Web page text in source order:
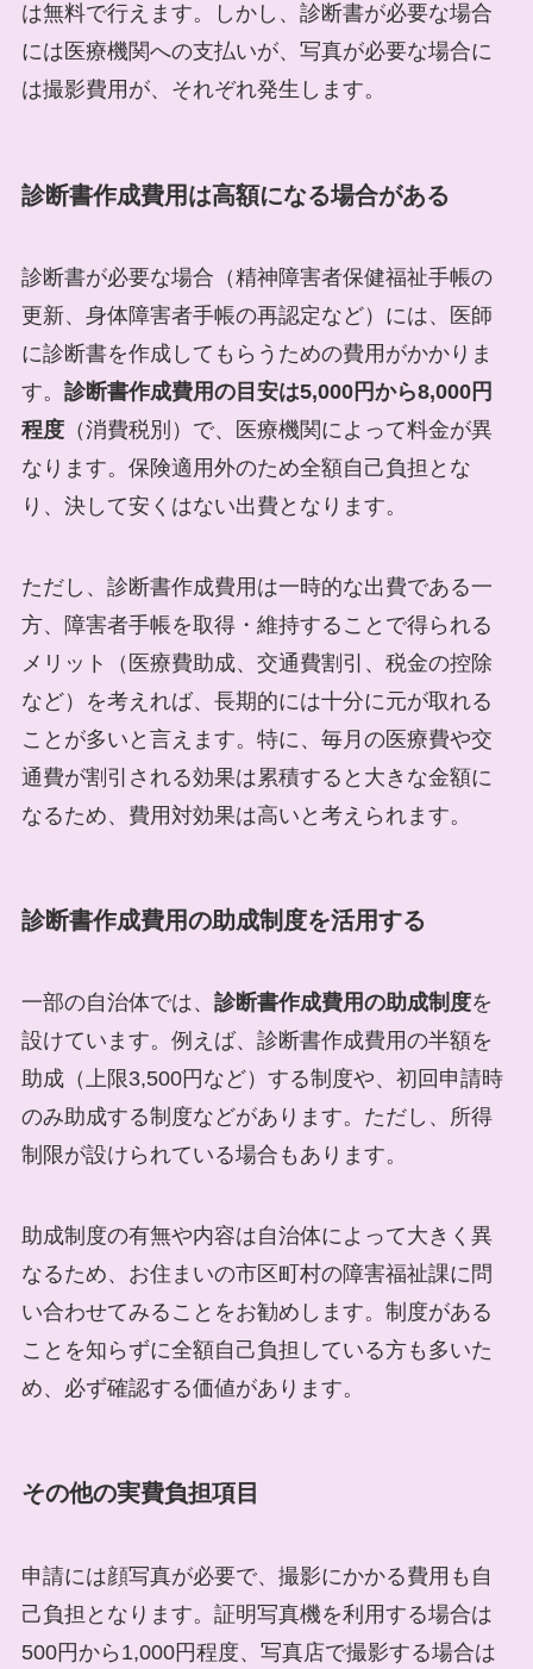
は無料で行えます。しかし、診断書が必要な場合
には医療機関への支払いが、写真が必要な場合に
は撮影費用が、それぞれ発生します。
診断書作成費用は高額になる場合がある
診断書が必要な場合（精神障害者保健福祉手帳の
更新、身体障害者手帳の再認定など）には、医師
に診断書を作成してもらうための費用がかかりま
す。 診断書作成費用の目安は5,000円から8,000円
程度（消費税別）で、医療機関によって料金が異
なります。保険適用外のため全額自己負担とな
り、決して安くはない出費となります。
ただし、診断書作成費用は一時的な出費である一
方、障害者手帳を取得・維持することで得られる
メリット（医療費助成、交通費割引、税金の控除
など）を考えれば、長期的には十分に元が取れる
ことが多いと言えます。特に、毎月の医療費や交
通費が割引される効果は累積すると大きな金額に
なるため、費用対効果は高いと考えられます。
診断書作成費用の助成制度を活用する
一部の自治体では、 診断書作成費用の助成制度を
設けています。例えば、診断書作成費用の半額を
助成（上限3,500円など）する制度や、初回申請時
のみ助成する制度などがあります。ただし、所得
制限が設けられている場合もあります。
助成制度の有無や内容は自治体によって大きく異
なるため、お住まいの市区町村の障害福祉課に問
い合わせてみることをお勧めします。制度がある
ことを知らずに全額自己負担している方も多いた
め、必ず確認する価値があります。
その他の実費負担項目
申請には顔写真が必要で、撮影にかかる費用も自
己負担となります。証明写真機を利用する場合は
500円から1,000円程度、写真店で撮影する場合は